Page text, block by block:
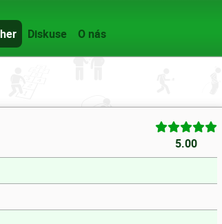
Diskuse O nás
5.00